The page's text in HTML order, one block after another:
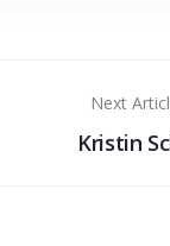
Next
Kristin